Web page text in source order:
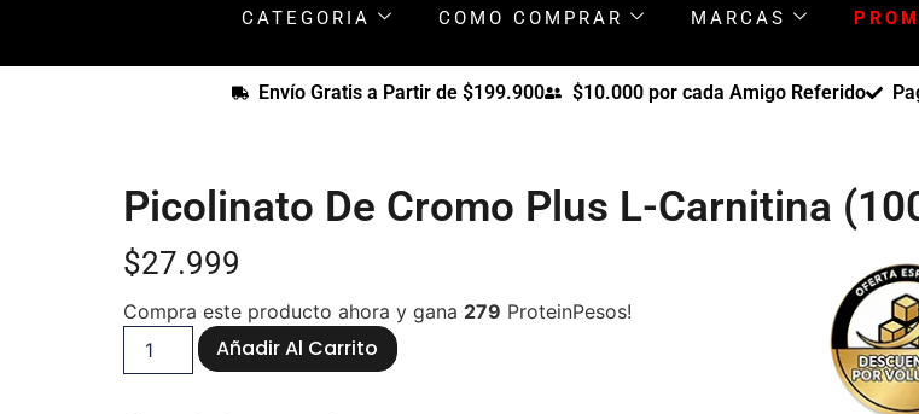
CATEGORIA COMO COMPRAR MARCAS
Envío Gratis a Partir de $199.900 $10.000 por cada Amigo Referido
Picolinato De Cromo Plus L-Carnitina
$27.999
Compra este producto ahora y gana 279 ProteinPesos!
Añadir Al Carrito